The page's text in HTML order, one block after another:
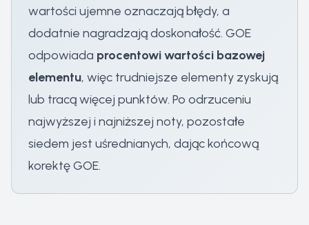
wartości ujemne oznaczają błędy, a
dodatnie nagradzają doskonałość. GOE
odpowiada procentowi wartości bazowej
elementu, więc trudniejsze elementy zyskują
lub tracą więcej punktów. Po odrzuceniu
najwyższej i najniższej noty, pozostałe
siedem jest uśrednianych, dając końcową
korektę GOE.